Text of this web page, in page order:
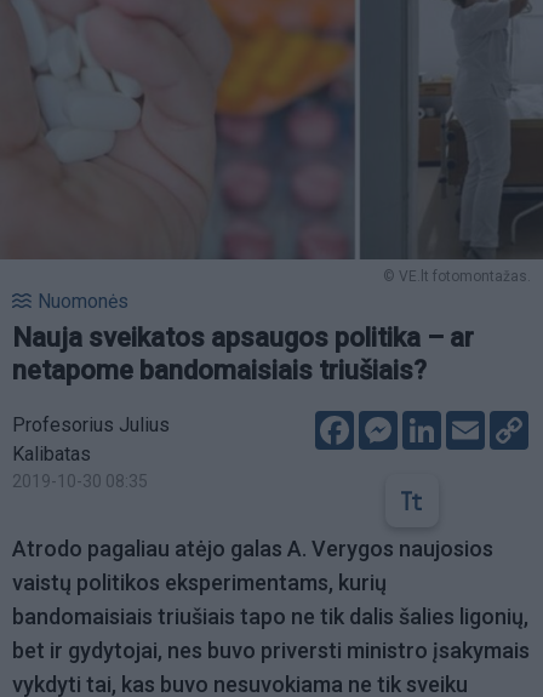
© VE.lt fotomontažas.
Nuomonės
Nauja sveikatos apsaugos politika – ar
netapome bandomaisiais triušiais?
Profesorius Julius
Kalibatas
2019-10-30 08:35
FacebookMessenger
LinkedIn
Email
Atrodo pagaliau atėjo galas A. Verygos naujosios
vaistų politikos eksperimentams, kurių
bandomaisiais triušiais tapo ne tik dalis šalies ligonių,
bet ir gydytojai, nes buvo priversti ministro įsakymais
vykdyti tai, kas buvo nesuvokiama ne tik sveiku